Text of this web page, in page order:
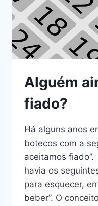
Alguém
fiado?
Há alguns anos
botecos com a
aceitamos
havia os
para esquecer,
beber”. O